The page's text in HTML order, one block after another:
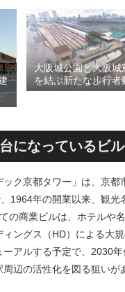
大阪城公園と大阪城
を結ぶ新たな歩行者
る「大阪城公園接続
表！！
になっているビ
ク京都タワー」は、京
1964年の開業以来、観光
の商業ビルは、ホテルや
ングス（HD）による大
アルする予定で、2030
辺の活性化を図る狙いが